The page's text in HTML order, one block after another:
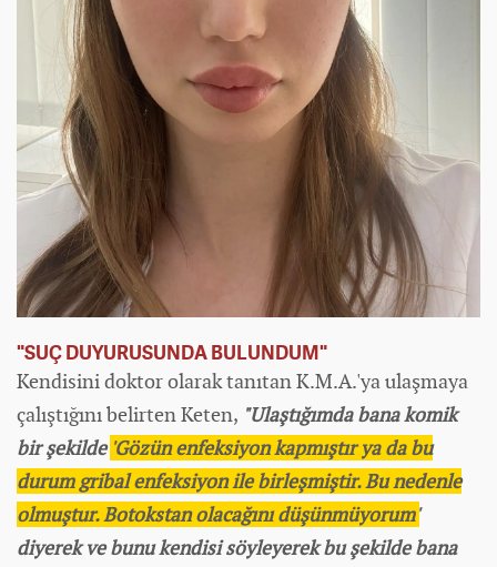
"SUÇ DUYURUSUNDA BULUNDUM"
Kendisini doktor olarak tanıtan K.M.A.'ya ulaşmaya
çalıştığını belirten Keten, "Ulaştığımda bana komik
bir şekilde 'Gözün enfeksiyon kapmıştır ya da bu
durum gribal enfeksiyon ile birleşmiştir. Bu nedenle
olmuştur. Botokstan olacağını düşünmüyorum'
diyerek ve bunu kendisi söyleyerek bu şekilde bana